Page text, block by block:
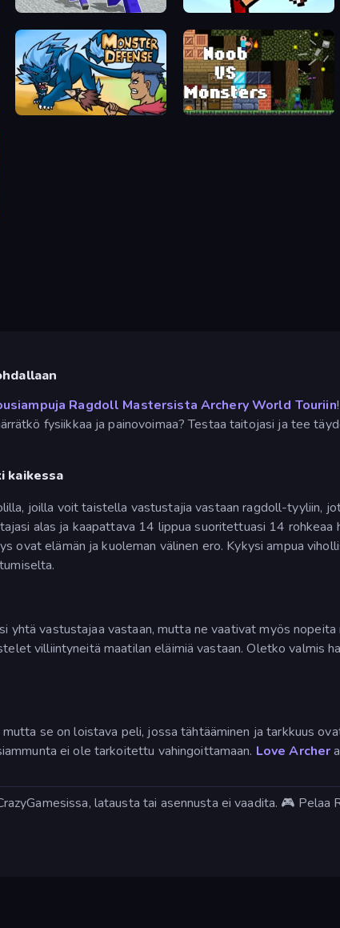
Monster School Herobrine Siren Head Stick Archers Battle
Monster Defense Noob VS Monsters
Ragdoll Mastersista Archery World Touriin
fysiikkaa ja painovoimaa? Testaa taitojasi ja tee
kaikessa
joilla voit taistella vastustajia vastaan ragdoll-tyyliin,
alas ja kaapattava 14 lippua suoritettuasi 14
ovat elämän ja kuoleman välinen ero. Kykysi ampua
yhtä vastustajaa vastaan, mutta ne vaativat myös
villiintyneitä maatilan eläimiä vastaan. Oletko valmis
se on loistava peli, jossa tähtääminen ja tarkkuus
ei ole tarkoitettu vahingoittamaan. Love Archer
latausta tai asennusta ei vaadita. 🎮 Pelaa